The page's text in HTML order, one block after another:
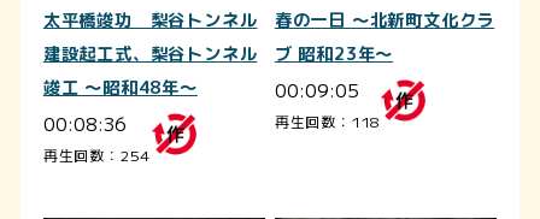
太平橋竣功 梨谷トンネル
建設起工式、梨谷トンネル
竣工 ～昭和48年～
00:08:36
再生回数：254
春の一日 ～北新町文化クラ
ブ 昭和23年～
00:09:05
再生回数：118